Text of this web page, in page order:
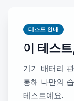
테스트 안내
이 테스
기기 배터리
통해 나만의
테스트예요.